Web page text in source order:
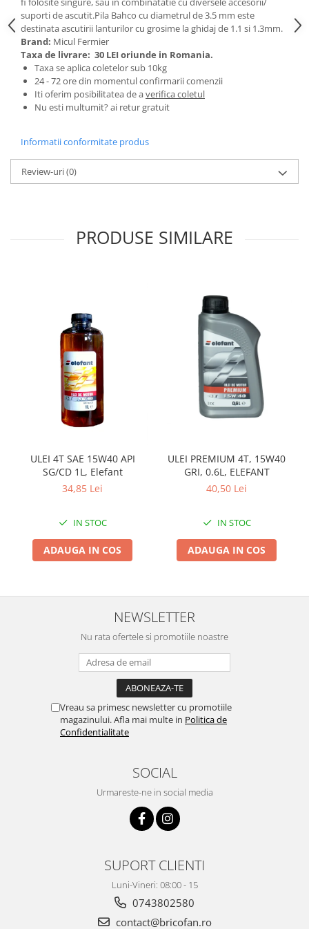
Tractoraș de tuns gazonul
Zootehnie
Incubatoare, oparitoare si
deplumatoare
Echipamente pentru animale
Aparate de tuns animale
Piese si accesorii aparate de tuns
Tarcuri animale
Semanatori
Masini batut stalpi si accesorii
Mobilier gradina
Zdrobitoare si teascuri
Zdrobitoare electrice
Zdrobitoare electrice & manuale
Zdrobitoare manuale
Masini de cusut si accesorii
Sere si solarii
Suflante si aspiratoare exterior
Unelte manuale de gradina -
Stropitori
Folie si plase pt plante
Accesorii aragaze & butelii
Pirostrii si accesorii pentru gatit
Prelungitoare & cabluri electrice
Lumina de crestere pentru plante
suporti de ascutit.Pila Bahco cu diametrul de 3.5 mm este
destinata ascutirii lanturilor cu grosime la ghidaj de 1.1 si 1.3mm.
Brand: Micul Fermier
Taxa de livrare: 30 LEI oriunde in Romania.
Taxa se aplica coletelor sub 10kg
24 - 72 ore din momentul confirmarii comenzii
Iti oferim posibilitatea de averifica coletul
Nu esti multumit? ai retur gratuit
Informatii conformitate produs
Review-uri(0)
PRODUSE SIMILARE
ULEI 4T SAE 15W40 API
SG/CD 1L, Elefant
34,85 Lei
IN STOC
ADAUGA IN COS
ULEI PREMIUM 4T, 15W40
GRI, 0.6L, ELEFANT
40,50 Lei
IN STOC
ADAUGA IN COS
NEWSLETTER
Nu rata ofertele si promotiile noastre
Vreau sa primesc newsletter cu promotiile
magazinului. Afla mai multe in Politica de
Confidentialitate
SOCIAL
Urmareste-ne in social media
SUPORT CLIENTI
Luni-Vineri: 08:00 - 15
0743802580
contact@bricofan.ro